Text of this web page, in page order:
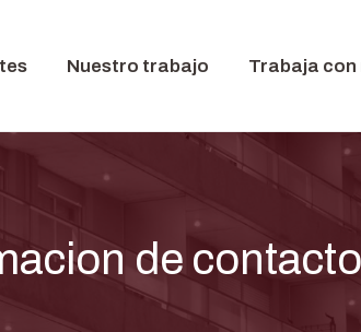
Nuestro trabajo Trabaja
de contacto